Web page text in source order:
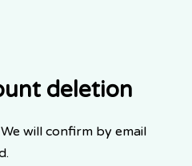
deletion
will confirm by email